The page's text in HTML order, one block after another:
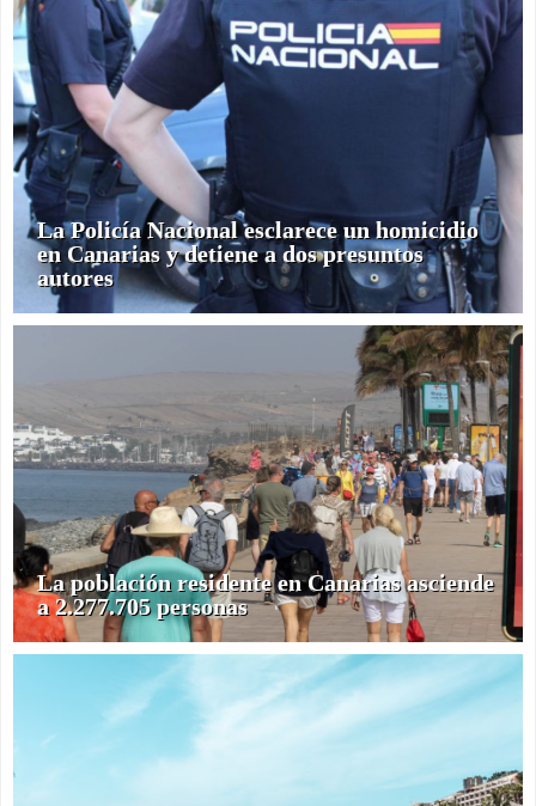
La Policía Nacional esclarece un homicidio
en Canarias y detiene a dos presuntos
autores
La población residente en Canarias asciende
a 2.277.705 personas